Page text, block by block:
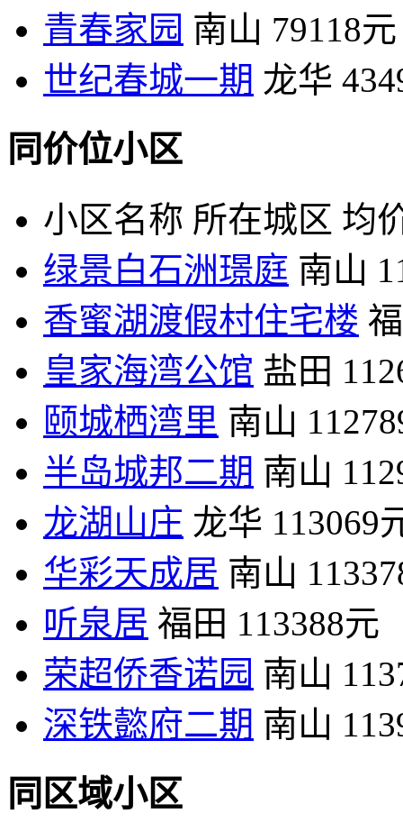
青春家园 南山 79118元
世纪春城一期 龙华
同价位小区
小区名称 所在城区 均
绿景白石洲璟庭 南山
香蜜湖渡假村住宅楼
皇家海湾公馆 盐田
颐城栖湾里 南山
半岛城邦二期 南山
龙湖山庄 龙华 113069
华彩天成居 南山
听泉居 福田 113388元
荣超侨香诺园 南山
深铁懿府二期 南山
同区域小区